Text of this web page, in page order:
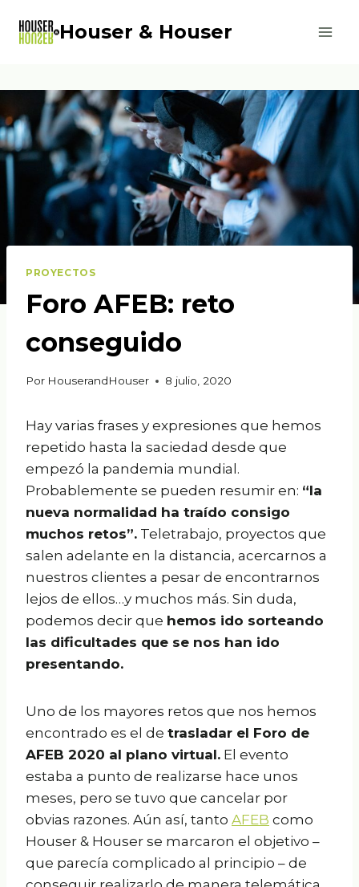
Houser & Houser
PROYECTOS
Foro AFEB: reto
conseguido
Por HouserandHouser 8 julio, 2020
Hay varias frases y expresiones que hemos
repetido hasta la saciedad desde que
empezó la pandemia mundial.
Probablemente se pueden resumir en: “la
nueva normalidad ha traído consigo
muchos retos”. Teletrabajo, proyectos que
salen adelante en la distancia, acercarnos a
nuestros clientes a pesar de encontrarnos
lejos de ellos…y muchos más. Sin duda,
podemos decir que hemos ido sorteando
las dificultades que se nos han ido
presentando.
Uno de los mayores retos que nos hemos
encontrado es el de trasladar el Foro de
AFEB 2020 al plano virtual. El evento
estaba a punto de realizarse hace unos
meses, pero se tuvo que cancelar por
obvias razones. Aún así, tanto AFEB como
Houser & Houser se marcaron el objetivo –
que parecía complicado al principio – de